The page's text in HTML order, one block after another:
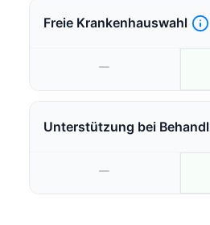
Freie Krankenhauswahl
—
Unterstützung bei
—